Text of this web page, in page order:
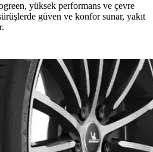
yüksek performans ve çevre
güven ve konfor sunar, yakıt